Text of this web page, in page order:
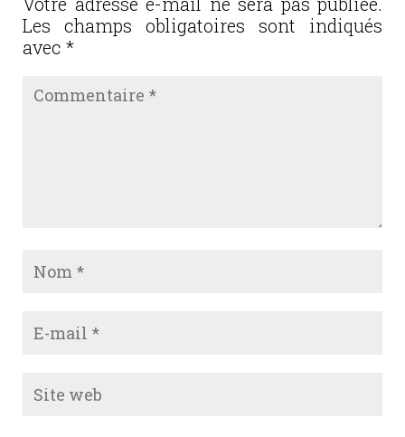
o
k
Les champs obligatoires sont indiqués
avec *